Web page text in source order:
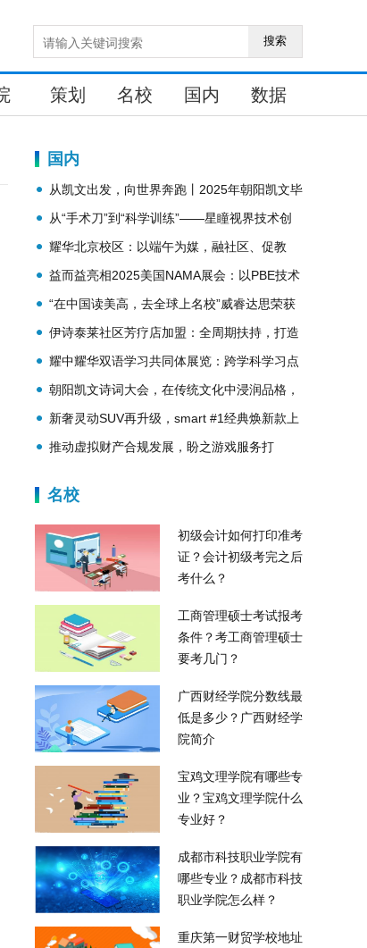
搜索
策划 名校 国内 数据
国内
从凯文出发，向世界奔跑丨2025年朝阳凯文毕
业典礼纪实
从“手术刀”到“科学训练”——星瞳视界技术创
新赋能传统近视矫正
耀华北京校区：以端午为媒，融社区、促教
育、传文化
益而益亮相2025美国NAMA展会：以PBE技术
赋能智能零售安全升级
“在中国读美高，去全球上名校”威睿达思荣获
超级品牌大会「金狮奖」
伊诗泰莱社区芳疗店加盟：全周期扶持，打造
身心灵健康新业态
耀中耀华双语学习共同体展览：跨学科学习点
亮实践之光
朝阳凯文诗词大会，在传统文化中浸润品格，
在全人舞台中成就素养
新奢灵动SUV再升级，smart #1经典焕新款上
市
推动虚拟财产合规发展，盼之游戏服务打
名校
初级会计如何打印准考
证？会计初级考完之后
考什么？
工商管理硕士考试报考
条件？考工商管理硕士
要考几门？
广西财经学院分数线最
低是多少？广西财经学
院简介
宝鸡文理学院有哪些专
业？宝鸡文理学院什么
专业好？
成都市科技职业学院有
哪些专业？成都市科技
职业学院怎么样？
重庆第一财贸学校地址